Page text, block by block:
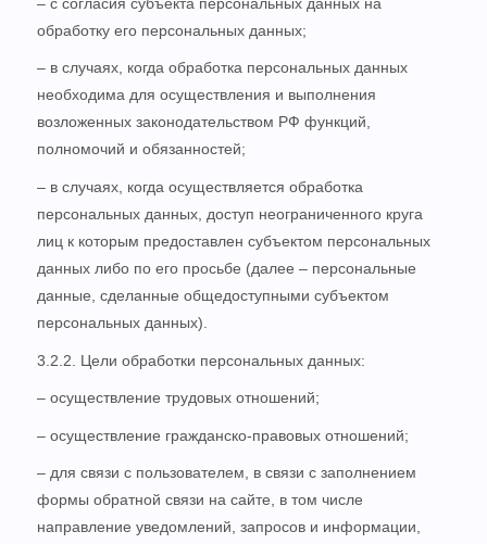
обработку его персональных данных;
– в случаях, когда обработка персональных данных
необходима для осуществления и выполнения
возложенных законодательством РФ функций,
полномочий и обязанностей;
– в случаях, когда осуществляется обработка
персональных данных, доступ неограниченного круга
лиц к которым предоставлен субъектом персональных
данных либо по его просьбе (далее – персональные
данные, сделанные общедоступными субъектом
персональных данных).
3.2.2. Цели обработки персональных данных:
– осуществление трудовых отношений;
– осуществление гражданско-правовых отношений;
– для связи с пользователем, в связи с заполнением
формы обратной связи на сайте, в том числе
направление уведомлений, запросов и информации,